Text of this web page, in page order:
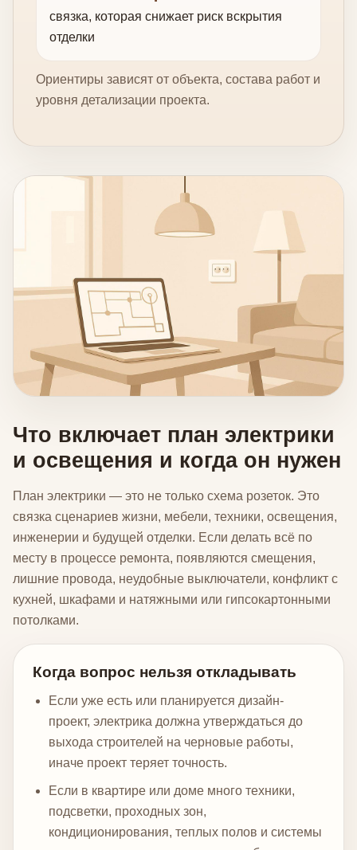
связка, которая снижает риск вскрытия
отделки
Ориентиры зависят от объекта, состава работ и
уровня детализации проекта.
Что включает план электрики
и освещения и когда он нужен
План электрики — это не только схема розеток. Это
связка сценариев жизни, мебели, техники, освещения,
инженерии и будущей отделки. Если делать всё по
месту в процессе ремонта, появляются смещения,
лишние провода, неудобные выключатели, конфликт с
кухней, шкафами и натяжными или гипсокартонными
потолками.
Когда вопрос нельзя откладывать
Если уже есть или планируется дизайн-
проект, электрика должна утверждаться до
выхода строителей на черновые работы,
иначе проект теряет точность.
Если в квартире или доме много техники,
подсветки, проходных зон,
кондиционирования, теплых полов и системы